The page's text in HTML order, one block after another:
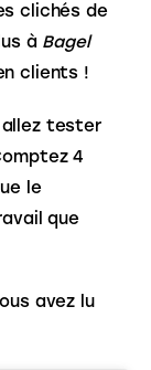
clichés de
à Bagel
clients !
allez tester
4
le
que
avez lu